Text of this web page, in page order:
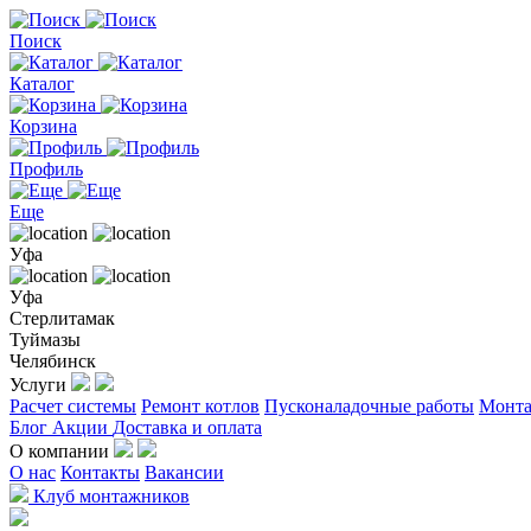
Поиск
Каталог
Корзина
Профиль
Еще
Уфа
Уфа
Стерлитамак
Туймазы
Челябинск
Услуги
Расчет системы Ремонт котлов Пусконаладочные работы
Блог Акции Доставка и оплата
О компании
О нас Контакты Вакансии
Клуб монтажников